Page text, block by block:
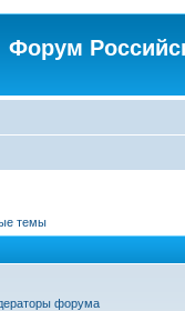
Форум
темы
форума